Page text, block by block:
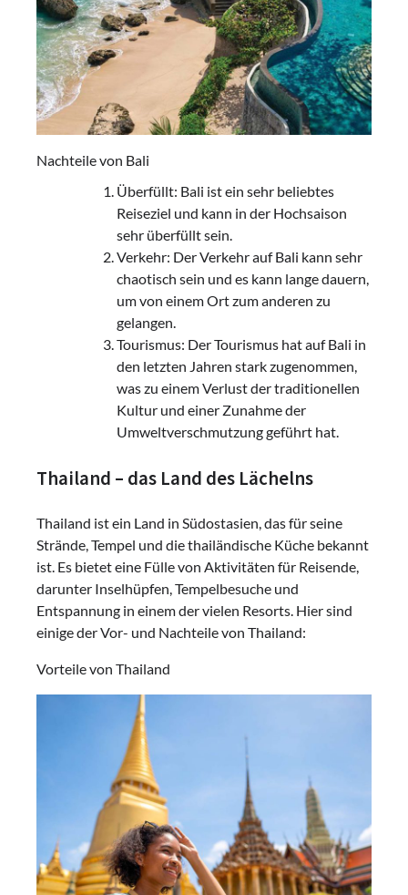
Nachteile von Bali
Überfüllt: Bali ist ein sehr beliebtes
Reiseziel und kann in der Hochsaison
sehr überfüllt sein.
Verkehr: Der Verkehr auf Bali kann sehr
chaotisch sein und es kann lange dauern,
um von einem Ort zum anderen zu
gelangen.
Tourismus: Der Tourismus hat auf Bali in
den letzten Jahren stark zugenommen,
was zu einem Verlust der traditionellen
Kultur und einer Zunahme der
Umweltverschmutzung geführt hat.
Thailand – das Land des Lächelns
Thailand ist ein Land in Südostasien, das für seine
Strände, Tempel und die thailändische Küche bekannt
ist. Es bietet eine Fülle von Aktivitäten für Reisende,
darunter Inselhüpfen, Tempelbesuche und
Entspannung in einem der vielen Resorts. Hier sind
einige der Vor- und Nachteile von Thailand:
Vorteile von Thailand